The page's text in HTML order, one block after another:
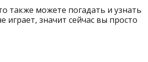
также можете погадать и узнать
играет, значит сейчас вы просто